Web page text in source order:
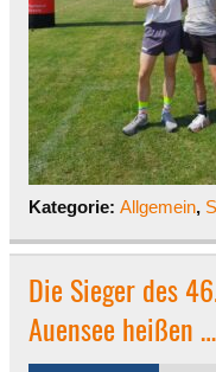
Kategorie: Allgemein,
Die Sieger des
Auensee heißen …